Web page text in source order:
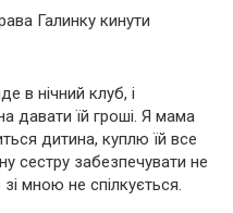
Галинку кинути
в нічний клуб, і
давати їй гроші. Я мама
дитина, куплю їй все
сестру забезпечувати не
зі мною не спілкується.